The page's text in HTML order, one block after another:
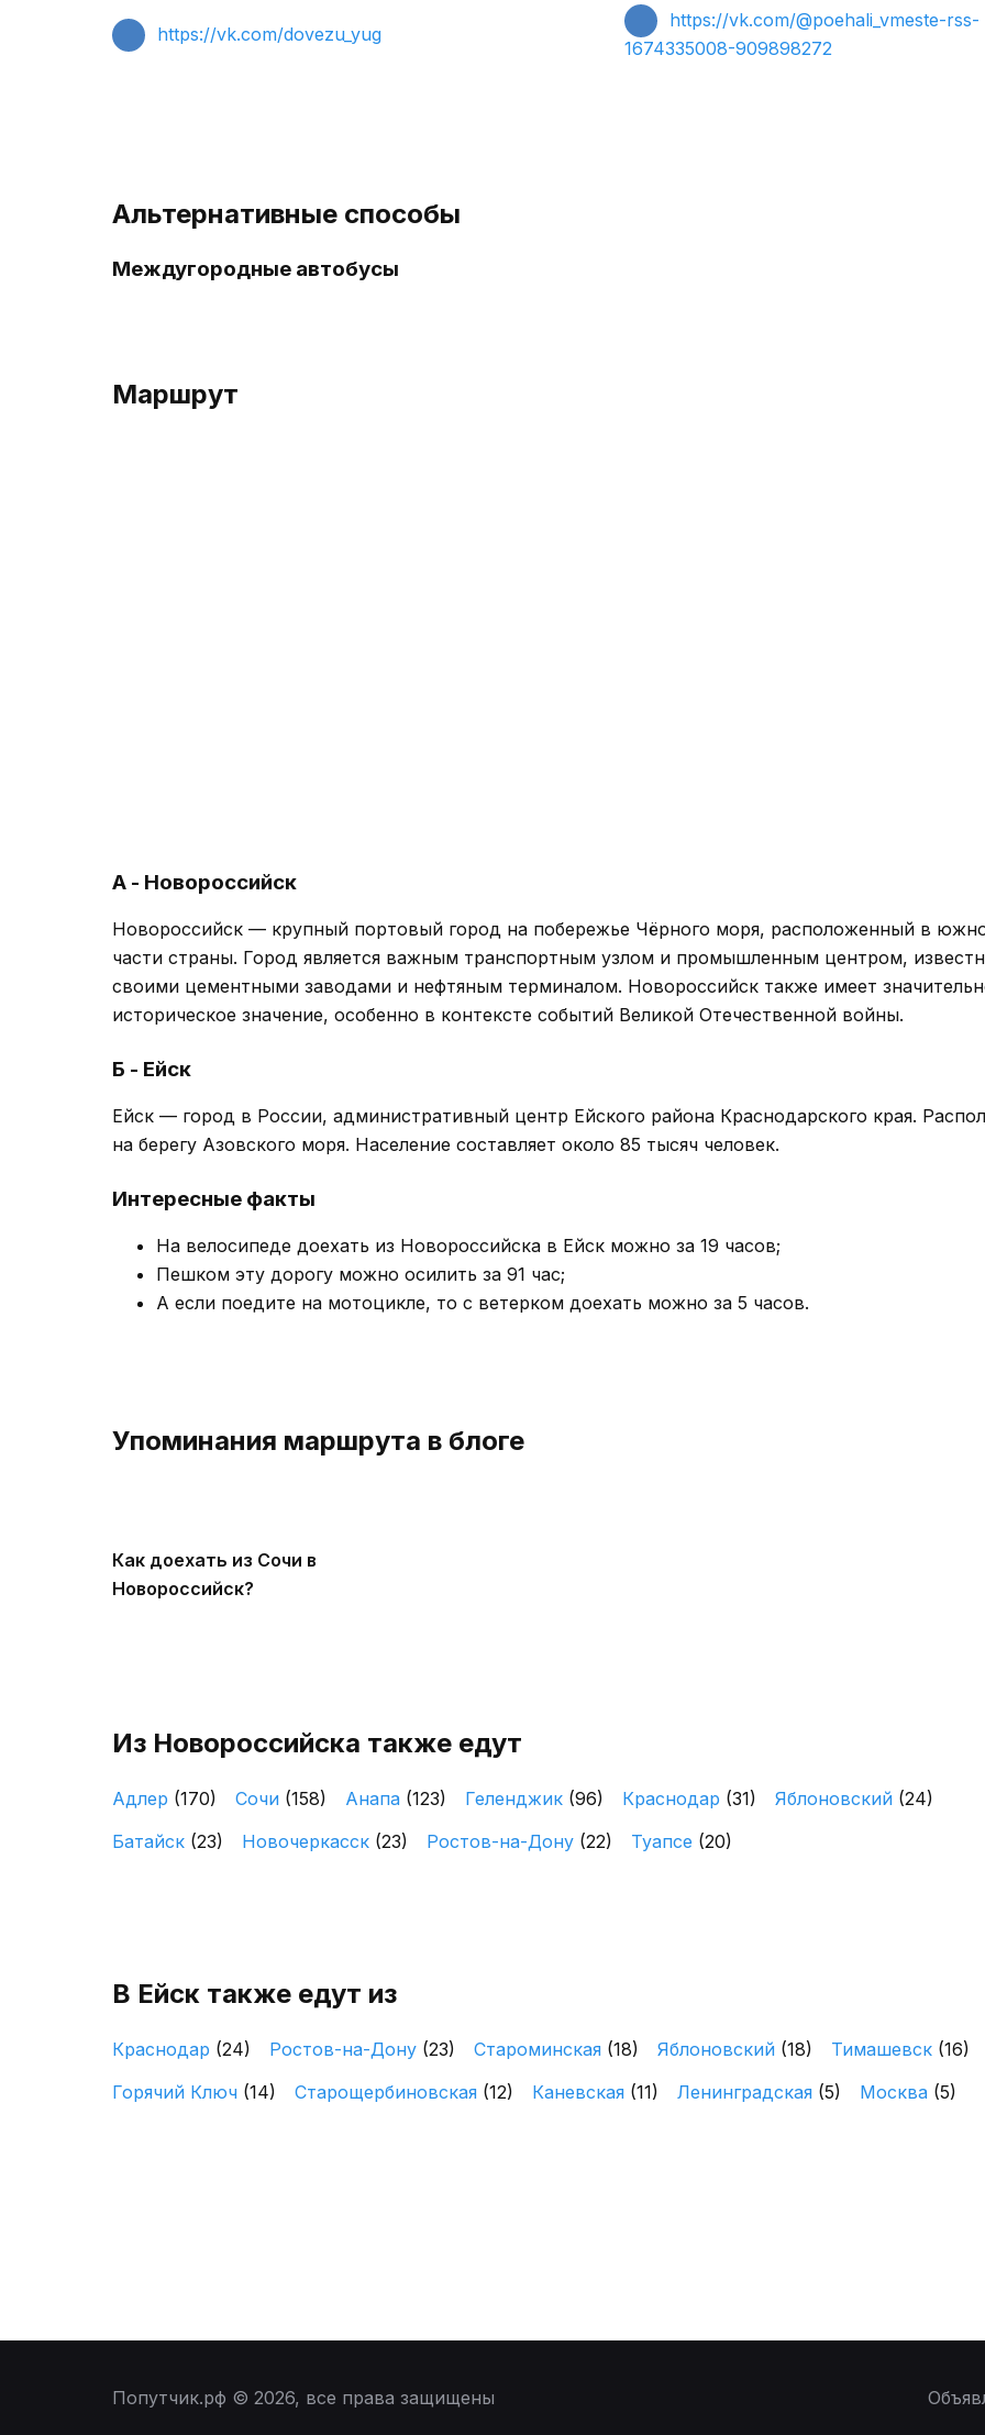
https://vk.com/dovezu_yug
https://vk.com/@poehali_vmeste-rss-
1674335008-909898272
Альтернативные способы
Междугородные автобусы
Маршрут
А - Новороссийск
Новороссийск — крупный портовый город на побережье Чёрного моря, расположенный в
части страны. Город является важным транспортным узлом и промышленным центром,
своими цементными заводами и нефтяным терминалом. Новороссийск также имеет
историческое значение, особенно в контексте событий Великой Отечественной войны.
Б - Ейск
Ейск — город в России, административный центр Ейского района Краснодарского края.
на берегу Азовского моря. Население составляет около 85 тысяч человек.
Интересные факты
На велосипеде доехать из Новороссийска в Ейск можно за 19 часов;
Пешком эту дорогу можно осилить за 91 час;
А если поедите на мотоцикле, то с ветерком доехать можно за 5 часов.
Упоминания маршрута в блоге
Как доехать из Сочи в
Новороссийск?
Из Новороссийска также едут
Адлер (170) Сочи (158) Анапа (123) Геленджик (96) Краснодар (31) Яблоновский (24)
Батайск (23) Новочеркасск (23) Ростов-на-Дону (22) Туапсе (20)
В Ейск также едут из
Краснодар (24) Ростов-на-Дону (23) Староминская (18) Яблоновский (18) Тимашевск (16)
Горячий Ключ (14) Старощербиновская (12) Каневская (11) Ленинградская (5) Москва (5)
Попутчик.рф © 2026, все права защищены